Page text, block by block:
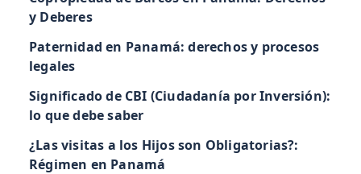
y Deberes
Paternidad en Panamá: derechos y procesos
legales
Significado de CBI (Ciudadanía por Inversión):
lo que debe saber
¿Las visitas a los Hijos son Obligatorias?:
Régimen en Panamá